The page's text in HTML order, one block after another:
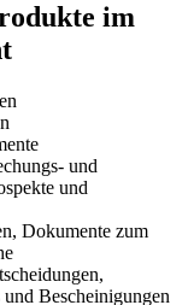
im
und
und
Dokumente zum
Bescheinigungen